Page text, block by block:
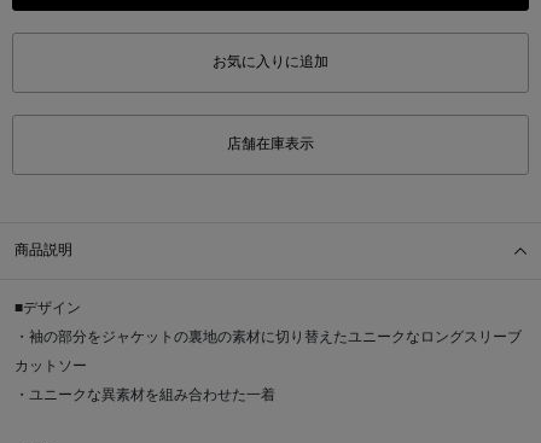
お気に入りに追加
店舗在庫表示
商品説明
■デザイン
・袖の部分をジャケットの裏地の素材に切り替えたユニークなロングスリーブ
カットソー
・ユニークな異素材を組み合わせた一着